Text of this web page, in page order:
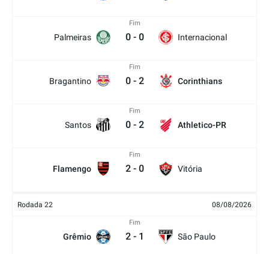
Palmeiras
Fim
0 - 0 Internacional
Bragantino
Fim
0 - 2 Corinthians
Santos
Fim
0 - 2 Athletico-PR
Flamengo
Fim
2 - 0 Vitória
Rodada 22 08/08/2026
Grêmio
Fim
2 - 1 São Paulo